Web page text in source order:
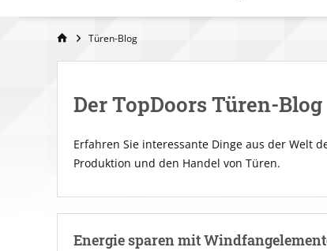
Türen-Blog
Der TopDoors Türen-Blog
Erfahren Sie interessante Dinge aus der Welt
Produktion und den Handel von Türen.
Energie sparen mit